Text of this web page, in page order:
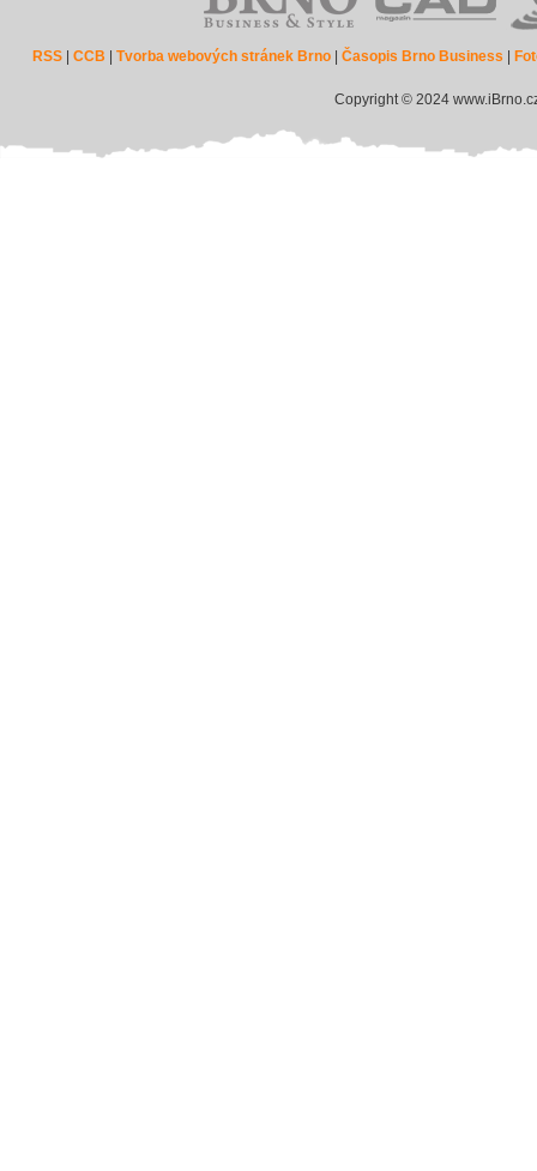
RSS |CCB |Tvorba webových stránek Brno |Časopis Brno Business |
Copyright © 2024